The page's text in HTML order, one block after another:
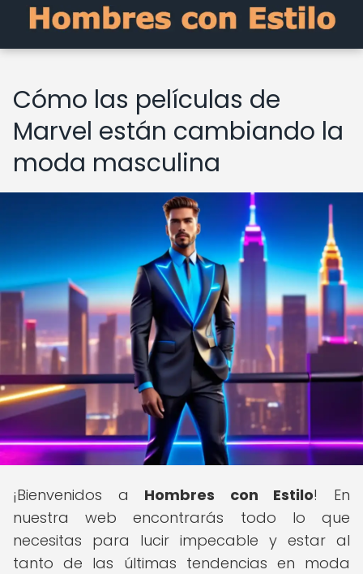
Cómo las películas de
Marvel están cambiando la
moda masculina
¡Bienvenidos a Hombres con Estilo! En
nuestra web encontrarás todo lo que
necesitas para lucir impecable y estar al
tanto de las últimas tendencias en moda